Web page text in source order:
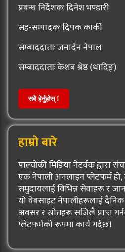
प्रबन्ध निर्देशकः दिनेश भण्डारी
सह-सम्पादकः दिपक कार्की
संम्बाददाताः जनार्दन नेपाल
संम्बाददाताः केशब श्रेष्ठ (धादिङ्)
सबै हेर्नुहोस् !
हाम्रो बारे
पाल्चोकी मिडिया नेटर्वक द्वारा
एक नेपाली अनलाइन प्लेटफर्म
समुदायलाई विभिन्न सेवाहरू र
यो वेबसाइट नेपालीहरूलाई
अवसर र स्रोतहरू सजिलै प्राप्त
प्लेटफर्मको रूपमा कार्य गर्दछ।